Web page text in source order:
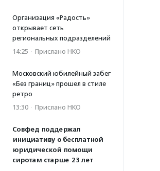
Организация «Радость»
открывает сеть
региональных подразделений
14:25 · Прислано НКО
Московский юбилейный забег
«Без границ» прошел в стиле
ретро
13:30 · Прислано НКО
Совфед поддержал
инициативу о бесплатной
юридической помощи
сиротам старше 23 лет